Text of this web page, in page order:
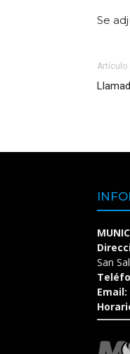
Se
Artículo
San
Email: